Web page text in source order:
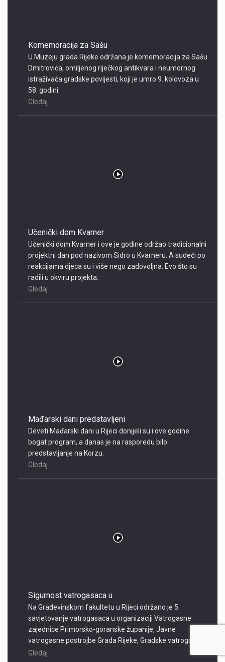
Komemoracija za Sašu
U Muzeju grada Rijeke održana je komemoracija za Sašu
Dmitrovića, omiljenog riječkog antikvara i neumornog
istraživača gradske povijesti, koji je umro 9. kolovoza u
58. godini.
Gledaj
Učenički dom Kvarner
Učenički dom Kvarner i ove je godine održao tradicionalni
projektni dan pod nazivom Sidro u Kvarneru. A sudeći po
reakcijama djeca su i više nego zadovoljna. Evo što su
radili u okviru projekta.
Gledaj
Mađarski dani predstavljeni
Deveti Mađarski dani u Rijeci donijeli su i ove godine
bogat program, a danas je na rasporedu bilo
predstavljanje na Korzu.
Gledaj
Sigurnost vatrogasaca u
Na Građevinskom fakultetu u Rijeci održano je 5.
savjetovanje vatrogasaca u organizaciji Vatrogasne
zajednice Primorsko-goranske županije, Javne
vatrogasne postrojbe Grada Rijeke, Gradske vatrogasne
zajednice Rijeka i Građevinskog fakulteta u Rijeci. Skup je
Gledaj